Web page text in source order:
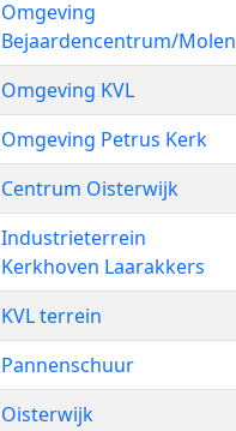
Omgeving
Bejaardencentrum/Molen
Omgeving KVL
Omgeving Petrus Kerk
Centrum Oisterwijk
Industrieterrein
Kerkhoven Laarakkers
KVL terrein
Pannenschuur
Oisterwijk